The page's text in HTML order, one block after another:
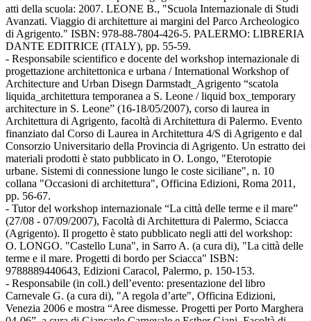
atti della scuola: 2007. LEONE B., "Scuola Internazionale di Studi
Avanzati. Viaggio di architetture ai margini del Parco Archeologico
di Agrigento." ISBN: 978-88-7804-426-5. PALERMO: LIBRERIA
DANTE EDITRICE (ITALY), pp. 55-59.
- Responsabile scientifico e docente del workshop internazionale di
progettazione architettonica e urbana / International Workshop of
Architecture and Urban Disegn Darmstadt_Agrigento “scatola
liquida_architettura temporanea a S. Leone / liquid box_temporary
architecture in S. Leone” (16-18/05/2007), corso di laurea in
Architettura di Agrigento, facoltà di Architettura di Palermo. Evento
finanziato dal Corso di Laurea in Architettura 4/S di Agrigento e dal
Consorzio Universitario della Provincia di Agrigento. Un estratto dei
materiali prodotti è stato pubblicato in O. Longo, "Eterotopie
urbane. Sistemi di connessione lungo le coste siciliane", n. 10
collana "Occasioni di architettura", Officina Edizioni, Roma 2011,
pp. 56-67.
- Tutor del workshop internazionale “La città delle terme e il mare”
(27/08 - 07/09/2007), Facoltà di Architettura di Palermo, Sciacca
(Agrigento). Il progetto è stato pubblicato negli atti del workshop:
O. LONGO. "Castello Luna", in Sarro A. (a cura di), "La città delle
terme e il mare. Progetti di bordo per Sciacca" ISBN:
9788889440643, Edizioni Caracol, Palermo, p. 150-153.
- Responsabile (in coll.) dell’evento: presentazione del libro
Carnevale G. (a cura di), "A regola d’arte", Officina Edizioni,
Venezia 2006 e mostra “Aree dismesse. Progetti per Porto Marghera